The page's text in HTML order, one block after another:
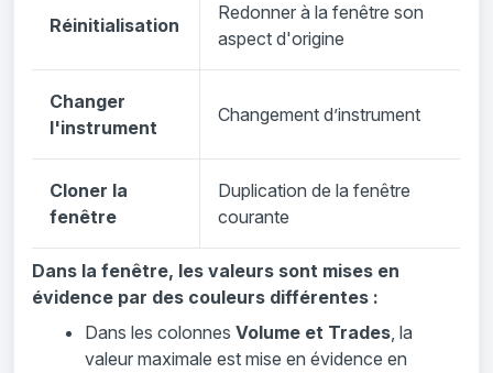
Réinitialisation
Redonner à la fenêtre son
aspect d'origine
Changer
l'instrument
Changement d’instrument
Cloner la
fenêtre
Duplication de la fenêtre
courante
Dans la fenêtre, les valeurs sont mises en
évidence par des couleurs différentes :
Dans les colonnes Volume et Trades, la
valeur maximale est mise en évidence en